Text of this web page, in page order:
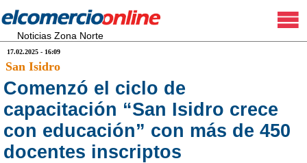
Noticias Zona Norte
17.02.2025 - 16:09
San Isidro
Comenzó el ciclo de
capacitación “San Isidro crece
con educación” con más de 450
docentes inscriptos